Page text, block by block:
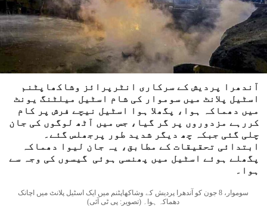
آندھرا پردیش کے سرکاری انٹرپرائز وشاکھاپٹنم
اسٹیل پلانٹ میں سوموار کی شام اسٹیل میلٹنگ یونٹ
میں دھماکہ ہوا، پگھلا ہوا اسٹیل نیچے فرش پر کام
کررہے مزدوروں پر گر گیا، جس میں آٹھ لوگوں کی جان
چلی گئی جبکہ چھ دیگر شدید طور پرجھلس گئے۔
ابتدائی تحقیقات کے مطابق، یہ جان لیوا دھماکہ
پگھلے ہوئے اسٹیل میں پھنسی ہوئی گیسوں کی وجہ سے
ہوا۔
سوموار، 8 جون کو آندھرا پردیش کے وشاکھاپٹنم میں ایک اسٹیل پلانٹ میں اچانک
دھماکہ ہوا۔ (تصویر: پی ٹی آئی)